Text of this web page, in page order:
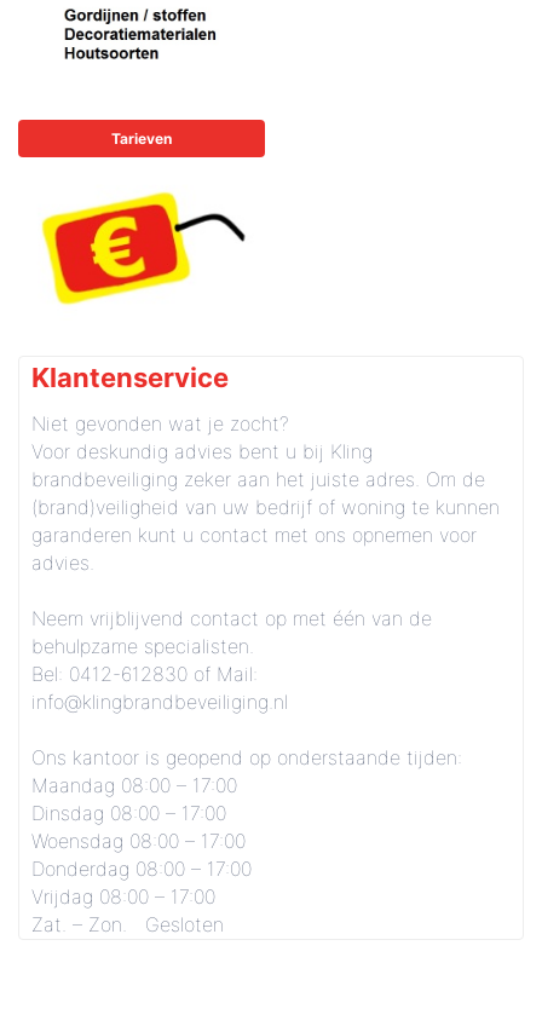
Tarieven
Klantenservice
Niet gevonden wat je zocht?
Voor deskundig advies bent u bij Kling
brandbeveiliging zeker aan het juiste adres. Om de
(brand)veiligheid van uw bedrijf of woning te kunnen
garanderen kunt u contact met ons opnemen voor
advies.
Neem vrijblijvend contact op met één van de
behulpzame specialisten.
Bel: 0412-612830 of Mail:
info@klingbrandbeveiliging.nl
Ons kantoor is geopend op onderstaande tijden:
Maandag 08:00 – 17:00
Dinsdag 08:00 – 17:00
Woensdag 08:00 – 17:00
Donderdag 08:00 – 17:00
Vrijdag 08:00 – 17:00
Zat. – Zon. Gesloten